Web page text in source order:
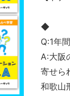
◆
Q:1年
A:大阪
寄せら
和歌山